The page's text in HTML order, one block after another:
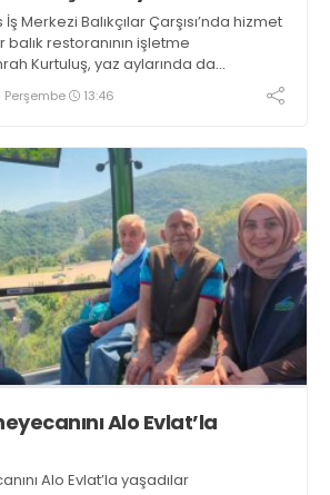
Merkezi Balıkçılar Çarşısı’nda hizmet
restoranının işletme
Kurtuluş, yaz aylarında da
bulunduğunu ifade ederek “Yıl
taze balık bulmak mümkün
13:46
Alo Evlat’la
Alo Evlat’la yaşadılar